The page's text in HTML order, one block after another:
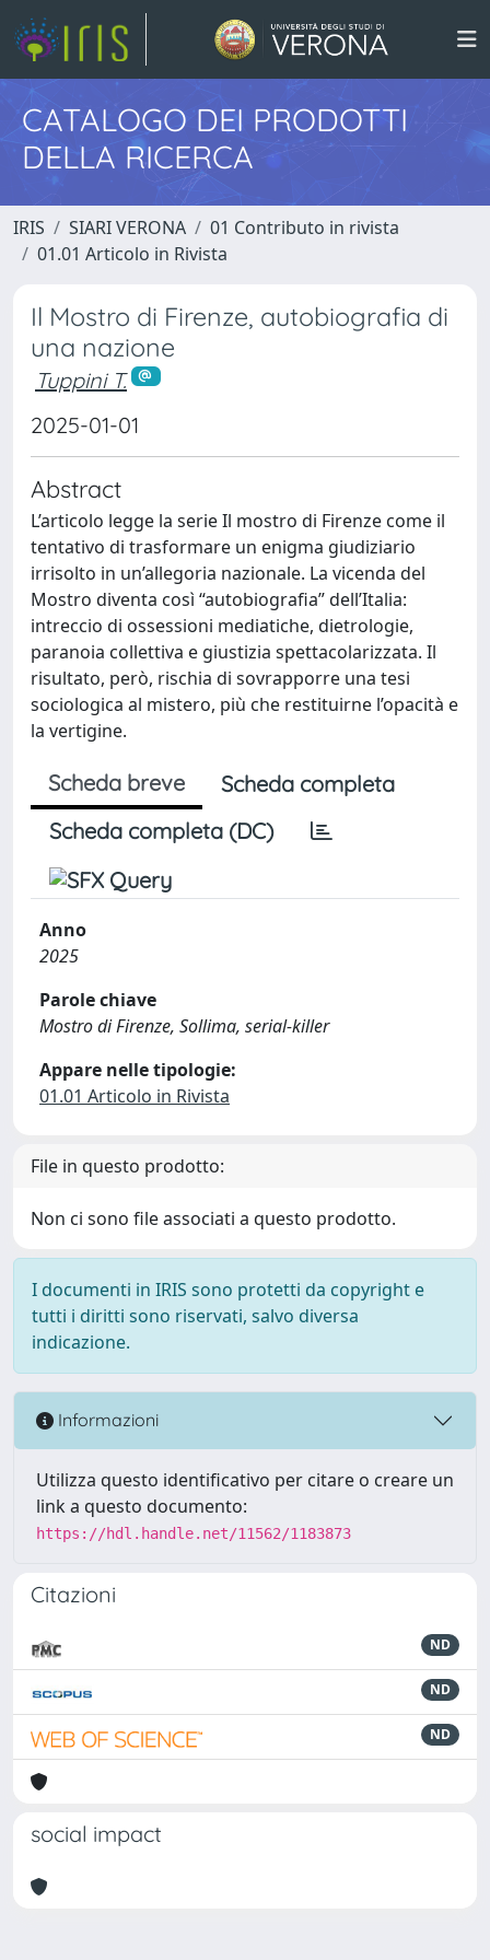
CATALOGO DEI PRODOTTI
DELLA RICERCA
IRIS SIARI VERONA
01 Contributo in rivista
01.01 Articolo in Rivista
Il Mostro di Firenze, autobiografia di
una nazione
Tuppini T.
2025-01-01
Abstract
L’articolo legge la serie Il mostro di Firenze come il
tentativo di trasformare un enigma giudiziario
irrisolto in un’allegoria nazionale. La vicenda del
Mostro diventa così “autobiografia” dell’Italia:
intreccio di ossessioni mediatiche, dietrologie,
paranoia collettiva e giustizia spettacolarizzata. Il
risultato, però, rischia di sovrapporre una tesi
sociologica al mistero, più che restituirne l’opacità e
la vertigine.
Scheda breve
Scheda completa
Scheda completa (DC)
Anno
2025
Parole chiave
Mostro di Firenze, Sollima, serial-killer
Appare nelle tipologie:
01.01 Articolo in Rivista
File in questo prodotto:
Non ci sono file associati a questo prodotto.
I documenti in IRIS sono protetti da copyright e
tutti i diritti sono riservati, salvo diversa
indicazione.
Informazioni
Utilizza questo identificativo per citare o creare un
link a questo documento:
https://hdl.handle.net/11562/1183873
Citazioni
ND
ND
ND
social impact